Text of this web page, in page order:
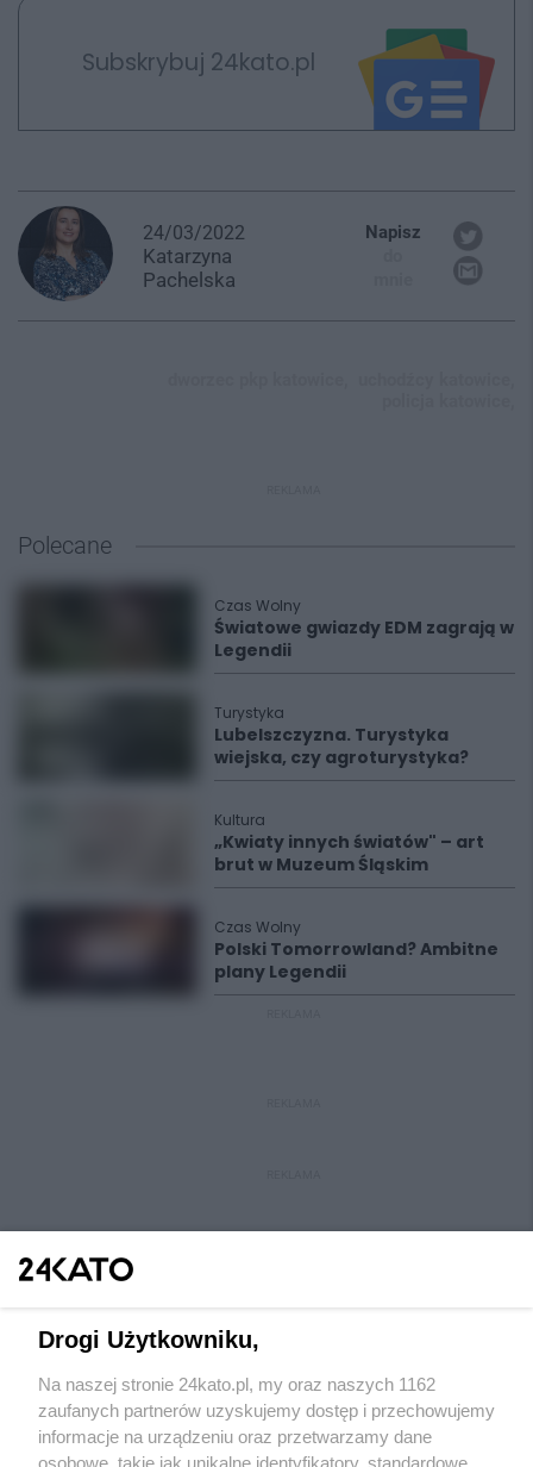
Subskrybuj 24kato.pl
24/03/2022
Katarzyna
Pachelska
Napisz
Polecane
Czas Wolny
Światowe gwiazdy EDM zagrają w
Legendii
Turystyka
Lubelszczyzna. Turystyka
wiejska, czy agroturystyka?
Kultura
„Kwiaty innych światów" – art
brut w Muzeum Śląskim
Czas Wolny
Polski Tomorrowland? Ambitne
plany Legendii
Wydawca mediów lokalnych
Drogi Użytkowniku,
Na naszej stronie 24kato.pl, my oraz naszych 1162
zaufanych partnerów uzyskujemy dostęp i przechowujemy
informacje na urządzeniu oraz przetwarzamy dane
osobowe, takie jak unikalne identyfikatory, standardowe